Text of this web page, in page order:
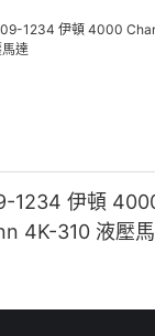
1234 伊頓
4K-310 液壓